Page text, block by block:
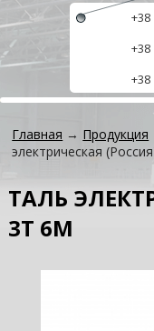
+38
+38
+38
Главная → Продукция
электрическая
ТАЛЬ
3Т 6М